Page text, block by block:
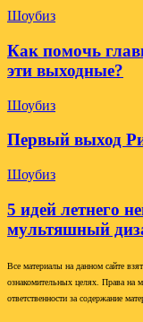
Шоубиз
Как помочь
эти выходные?
Шоубиз
Первый выход
Шоубиз
5 идей летнего
мультяшный
Все материалы на данном сайте
ознакомительных целях. Права на
ответственности за содержание